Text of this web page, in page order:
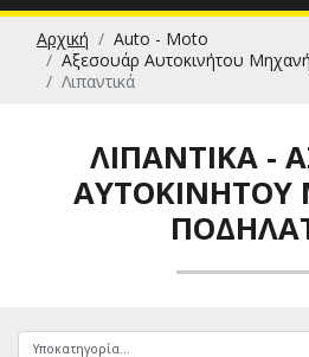
Αρχική
Auto - Moto
Αξεσουάρ Αυτοκινήτου
Λιπαντικά
ΛΙΠΑΝΤΙΚΆ -